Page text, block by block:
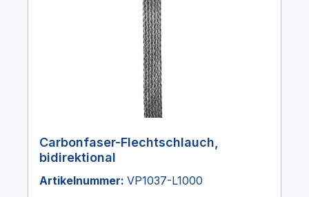
Carbonfaser-Flechtschlauch,
bidirektional
Artikelnummer: VP1037-L1000